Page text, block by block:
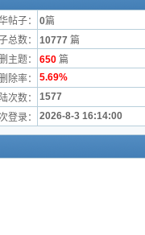
帖子： 0篇
总数： 10777 篇
主题： 650篇
除率：
5.69%
次数：
1577
登录： 2026-8-3 16:14:00